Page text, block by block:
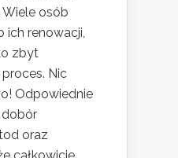
osób
ich renowacji,
zbyt
Nic
Odpowiednie
oraz